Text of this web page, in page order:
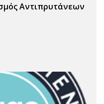
Αντιπρυτάνεων